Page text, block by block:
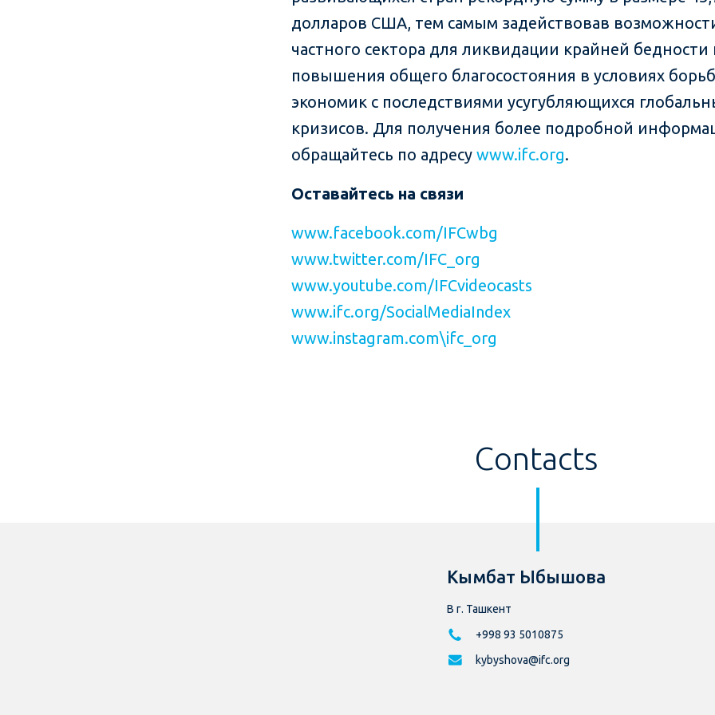
долларов США, тем самым задействовав
частного сектора для ликвидации крайней бедности
повышения общего благосостояния в условиях
экономик с последствиями усугубляющихся
кризисов. Для получения более подробной
обращайтесь по адресуwww.ifc.org.
Оставайтесь на связи
www.facebook.com/IFCwbg
www.twitter.com/IFC_org
www.youtube.com/IFCvideocasts
www.ifc.org/SocialMediaIndex
www.instagram.com\ifc_org
Contacts
Кымбат Ыбышова
В г. Ташкент
+998 93 5010875
kybyshova@ifc.org